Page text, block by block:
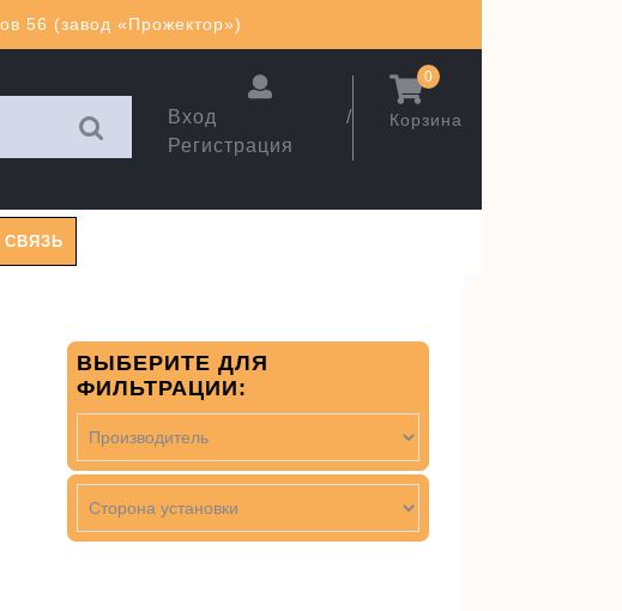
56 (завод «Прожектор»)
Вход /
Регистрация
Корзина
0
СВЯЗЬ
ВЫБЕРИТЕ ДЛЯ
ФИЛЬТРАЦИИ: